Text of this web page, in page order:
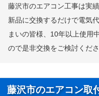
藤沢市のエアコン工事は実
新品に交換するだけで電気
まいの皆様、10年以上使用
ので是非交換をご検討くださ
藤沢市のエアコン取